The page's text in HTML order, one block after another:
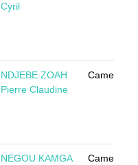
Cyril
NDJEBE ZOAH
Pierre Claudine
Cameroun
NEGOU KAMGA
Cameroun